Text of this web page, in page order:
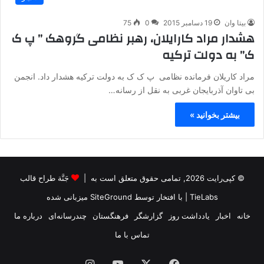
بیتا وان 19 دسامبر 2015 0
75
هشدار مراد کارایلان، رهبر نظامی گروهک ” پ ک
ک” به دولت ترکیه
مراد کاریلان فرمانده نظامی پ ک ک به دولت ترکیه هشدار داد. انجمن
بی تاوان آذربایجان غربی به نقل از رسانه…
بیشتر بخوانید »
© کپی‌رایت 2026, تمامی حقوق متعلق است به |
جَنَّة طراح قالب
TieLabs | با افتخار توسط SiteGround میزبانی شده
خانه
اخبار یادداشت روز گزارشگر فرهنگستان چندرسانه‌ای
درباره ما
تماس با ما